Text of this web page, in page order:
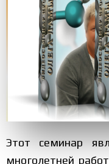
Этот семинар
многолетней